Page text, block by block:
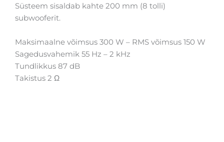
Süsteem sisaldab kahte 200 mm (8 tolli)
subwooferit.
Maksimaalne võimsus 300 W – RMS võimsus 150 W
Sagedusvahemik 55 Hz – 2 kHz
Tundlikkus 87 dB
Takistus 2 Ω